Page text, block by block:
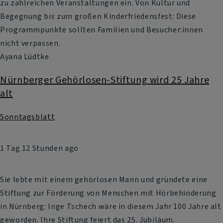
zu zahlreichen Veranstaltungen ein. Von Kultur und
Begegnung bis zum großen Kinderfriedensfest: Diese
Programmpunkte sollten Familien und Besucher:innen
nicht verpassen.
Ayana Lüdtke
Nürnberger Gehörlosen-Stiftung wird 25 Jahre
alt
Sonntagsblatt
1 Tag 12 Stunden ago
Sie lebte mit einem gehörlosen Mann und gründete eine
Stiftung zur Förderung von Menschen mit Hörbehinderung
in Nürnberg: Inge Tschech wäre in diesem Jahr 100 Jahre alt
geworden. Ihre Stiftung feiert das 25. Jubiläum.